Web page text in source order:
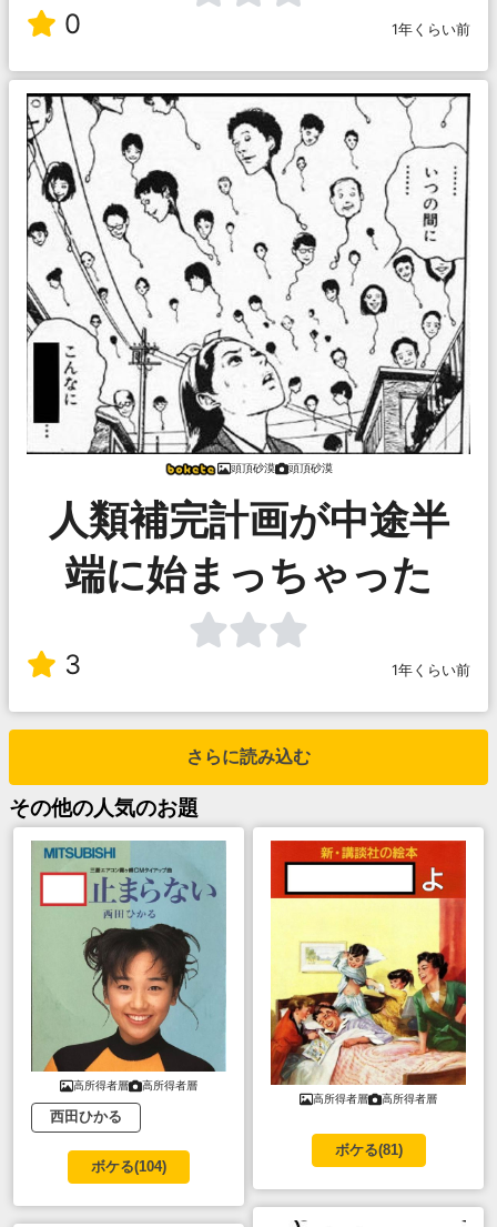
0 1年くらい前
頭頂砂漠 頭頂砂漠
人類補完計画が中途半
端に始まっちゃった
3 1年くらい前
さらに読み込む
その他の人気のお題
高所得者層 高所得者層
西田ひかる
ボケる(104)
高所得者層 高所得者層
ボケる(81)